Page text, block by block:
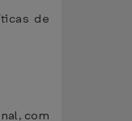
de
com